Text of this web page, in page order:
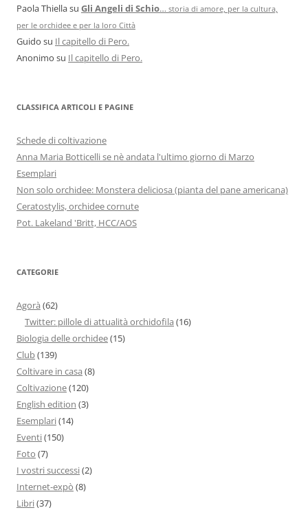
Paola Thiellasu Gli Angeli di Schio… storia di amore, per la cultura,
per le orchidee e per la loro Città
Guido su Il capitello di Pero.
Anonimo su Il capitello di Pero.
CLASSIFICA ARTICOLI E PAGINE
Schede di coltivazione
Anna Maria Botticelli se nè andata l'ultimo giorno di Marzo
Esemplari
Non solo orchidee: Monstera deliciosa (pianta del pane americana)
Ceratostylis, orchidee cornute
Pot. Lakeland 'Britt, HCC/AOS
CATEGORIE
Agorà (62)
Twitter: pillole di attualità orchidofila (16)
Biologia delle orchidee(15)
Club(139)
Coltivare in casa (8)
Coltivazione(120)
English edition (3)
Esemplari(14)
Eventi(150)
Foto (7)
I vostri successi(2)
Internet-expò (8)
Libri(37)